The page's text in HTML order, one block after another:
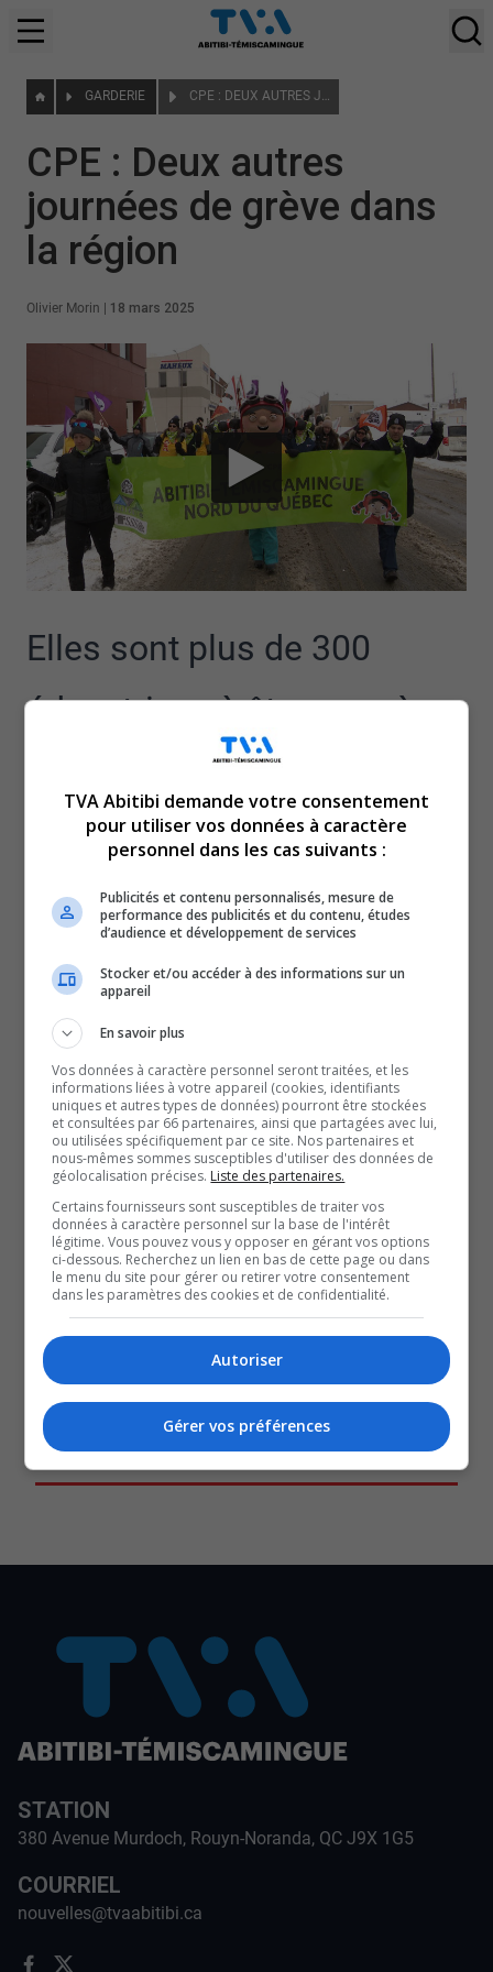
GARDERIE CPE : DEUX AUTRES JOURNÉES DE GRÈVE DANS LA RÉGION
CPE : Deux autres
journées de grève dans
la région
Olivier Morin 18 mars 2025
Elles sont plus de 300
éducatrices à être en grève
dans la région.
Malgré une offre déposée par le gouvernement dans les
derniers jours, les travailleuses de la CSN ne reculent
Pour Lyne Massicotte, la vice-présidente régionale de la
FSSS-CSN, les efforts sont insuffisants pour préserver le
personnel.
De son côté, le président du Conseil central d’Abitibi-
Témiscamingue-Nord-du-Québec, Félix-Antoine
Lafleur, rappelle l’importance de cette mobilisation.
En réaction aux moyens de pression, la présidente du
Conseil du trésor, Sonia LeBel, a exprimé sur la
plateforme X qu’une entente pourrait survenir
rapidement.
La CSN tient une assemblée, mercredi, dans le but
d’obtenir un mandat de grève illimitée.
QUESTION DU JOUR
Commentaires
SOUTENIR NOS MÉDIAS, C’EST PROTÉGER NOTRE
STATION
380 Avenue Murdoch, Rouyn-Noranda, QC J9X 1G5
COURRIEL
nouvelles@tvaabitibi.ca
TVA Abitibi demande votre consentement
pour utiliser vos données à caractère
personnel dans les cas suivants :
Publicités et contenu personnalisés, mesure de
performance des publicités et du contenu, études
d’audience et développement de services
Stocker et/ou accéder à des informations sur un
appareil
En savoir plus
Vos données à caractère personnel seront traitées, et les
informations liées à votre appareil (cookies, identifiants
uniques et autres types de données) pourront être stockées
et consultées par 66 partenaires, ainsi que partagées avec lui,
ou utilisées spécifiquement par ce site. Nos partenaires et
nous-mêmes sommes susceptibles d'utiliser des données de
géolocalisation précises. Liste des partenaires.
Certains fournisseurs sont susceptibles de traiter vos
données à caractère personnel sur la base de l'intérêt
légitime. Vous pouvez vous y opposer en gérant vos options
ci-dessous. Recherchez un lien en bas de cette page ou dans
le menu du site pour gérer ou retirer votre consentement
dans les paramètres des cookies et de confidentialité.
Autoriser
Gérer vos préférences